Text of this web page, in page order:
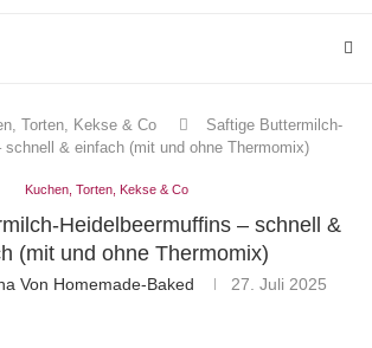
Torten, Kekse & Co
Saftige Buttermilch-
schnell & einfach (mit und ohne Thermomix)
Kuchen, Torten, Kekse & Co
Heidelbeermuffins – schnell &
(mit und ohne Thermomix)
Von Homemade-Baked 27. Juli 2025